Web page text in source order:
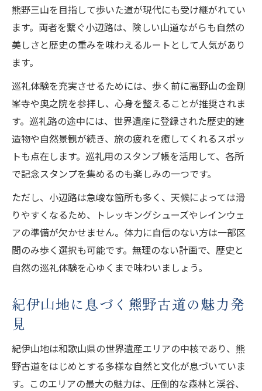
熊野三山を目指して歩いた道が現代にも受け継がれてい
ます。両者を繋ぐ小辺路は、険しい山道ながらも自然の
美しさと歴史の重みを味わえるルートとして人気があり
ます。
巡礼体験を充実させるためには、歩く前に高野山の金剛
峯寺や奥之院を参拝し、心身を整えることが推奨されま
す。巡礼路の途中には、世界遺産に登録された歴史的建
造物や自然景観が続き、旅の疲れを癒してくれるスポッ
トも点在します。巡礼用のスタンプ帳を活用して、各所
で記念スタンプを集めるのも楽しみの一つです。
ただし、小辺路は急峻な箇所も多く、天候によっては滑
りやすくなるため、トレッキングシューズやレインウェ
アの準備が欠かせません。体力に自信のない方は一部区
間のみ歩く選択も可能です。無理のない計画で、歴史と
自然の巡礼体験を心ゆくまで味わいましょう。
紀伊山地に息づく熊野古道の魅力発
見
紀伊山地は和歌山県の世界遺産エリアの中核であり、熊
野古道をはじめとする多様な自然と文化が息づいていま
す。このエリアの最大の魅力は、圧倒的な森林と渓谷、